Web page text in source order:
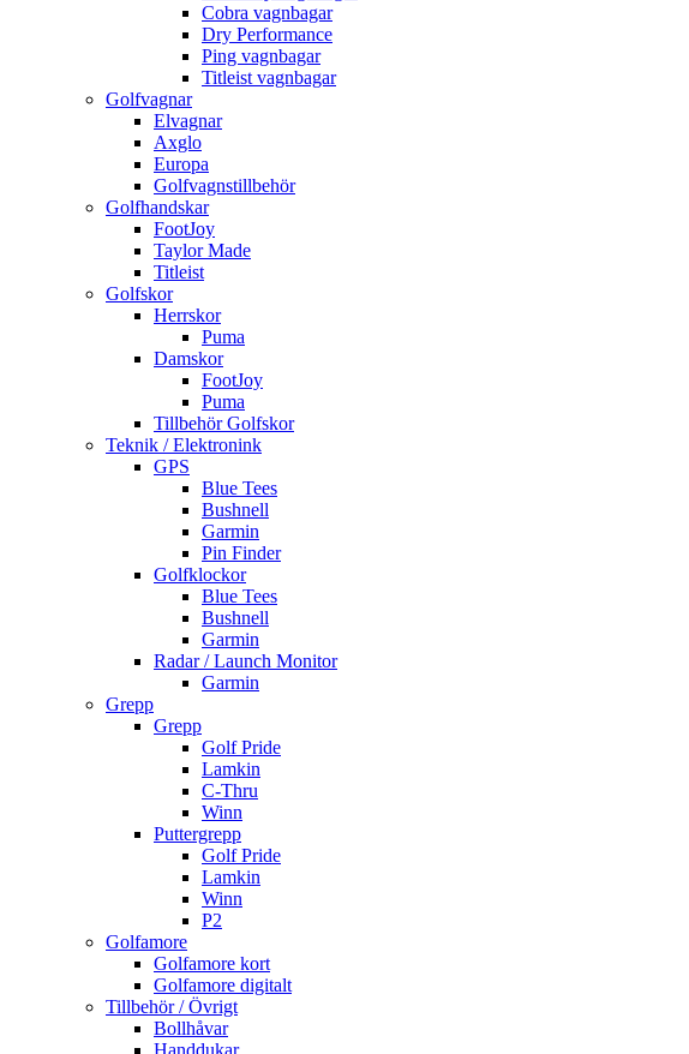
Cobra vagnbagar
Dry Performance
Ping vagnbagar
Titleist vagnbagar
Golfvagnar
Elvagnar
Axglo
Europa
Golfvagnstillbehör
Golfhandskar
FootJoy
Taylor Made
Titleist
Golfskor
Herrskor
Puma
Damskor
FootJoy
Puma
Tillbehör Golfskor
Teknik / Elektronink
GPS
Blue Tees
Bushnell
Garmin
Pin Finder
Golfklockor
Blue Tees
Bushnell
Garmin
Radar / Launch Monitor
Garmin
Grepp
Grepp
Golf Pride
Lamkin
C-Thru
Winn
Puttergrepp
Golf Pride
Lamkin
Winn
P2
Golfamore
Golfamore kort
Golfamore digitalt
Tillbehör / Övrigt
Bollhåvar
Handdukar